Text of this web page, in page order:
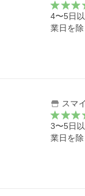
4〜5日
業日を除
スマ
3〜5日
業日を除